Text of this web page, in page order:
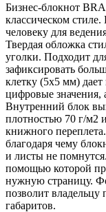
Бизнес-блокнот
классическом
человеку для
Твердая обложка
уголки. Подходит
зафиксировать
клетку (5х5 мм)
цифровые значения,
Внутренний блок
плотностью 70 г/м2
книжного
благодаря чему
и листы не
помощью которой
нужную страницу.
позволит владельцу
габаритов.